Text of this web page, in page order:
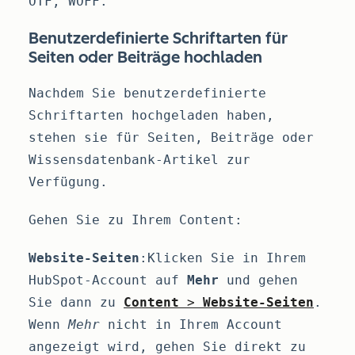
Benutzerdefinierte Schriftarten für
Seiten oder Beiträge hochladen
Nachdem Sie benutzerdefinierte
Schriftarten hochgeladen haben,
stehen sie für Seiten, Beiträge oder
Wissensdatenbank-Artikel zur
Verfügung.
Gehen Sie zu Ihrem Content:
Website-Seiten :Klicken Sie in Ihrem
HubSpot-Account auf Mehr und gehen
Sie dann zu Content > Website-Seiten .
WennMehr nicht in Ihrem Account
angezeigt wird, gehen Sie direkt zu